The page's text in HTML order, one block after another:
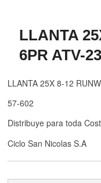
LLANTA
6PR ATV-
LLANTA 25X 8-12
57-602
Distribuye para toda
Ciclo San Nicolas S.A